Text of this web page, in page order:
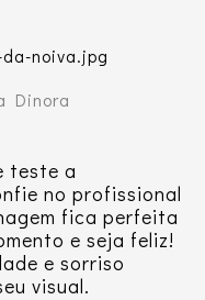
Dinora
teste a
no profissional
fica perfeita
e seja feliz!
e sorriso
visual.